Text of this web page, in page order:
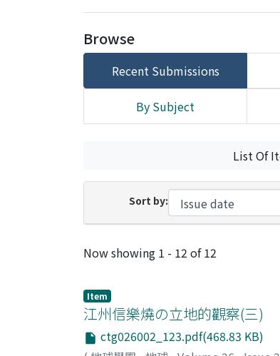
Browse
Recent Submissions
By Subject
List Of
Sort by:
Recent Submissions
Now showing 1 - 12 of 12
Item
江州信樂燒の立地的觀察(三)
ctg026002_123.pdf(468.83 KB)